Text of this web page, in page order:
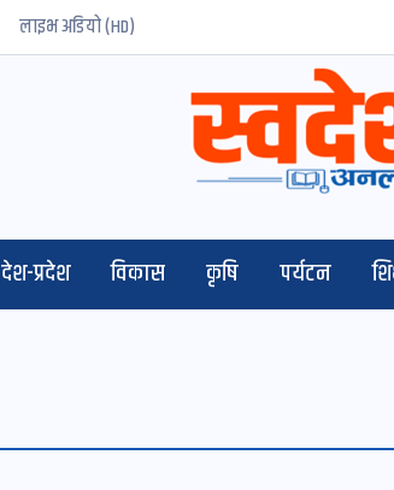
लाइभ अडियो (HD)
देश-प्रदेश विकास कृषि पर्यटन